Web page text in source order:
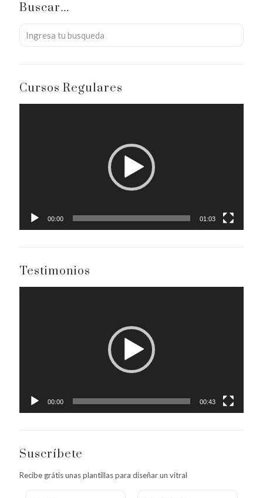
Buscar…
Cursos Regulares
00:00 01:03
Testimonios
00:00 00:43
Suscríbete
Recibe grátis unas plantillas para diseñar un vitral